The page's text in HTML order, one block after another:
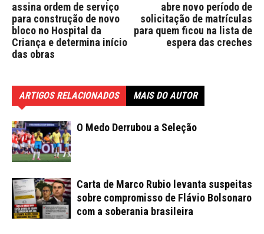
assina ordem de serviço
para construção de novo
bloco no Hospital da
Criança e determina início
das obras
abre novo período de
solicitação de matrículas
para quem ficou na lista de
espera das creches
ARTIGOS RELACIONADOS MAIS DO AUTOR
O Medo Derrubou a Seleção
Carta de Marco Rubio levanta suspeitas
sobre compromisso de Flávio Bolsonaro
com a soberania brasileira